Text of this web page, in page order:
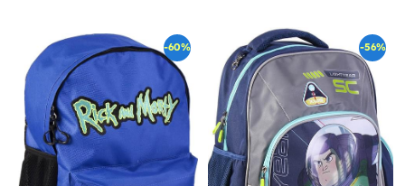
-60% -56%